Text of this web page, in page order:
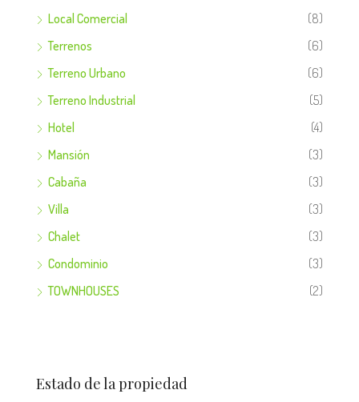
Local Comercial
(8)
Terrenos
(6)
Terreno Urbano
(6)
Terreno Industrial
(5)
Hotel
(4)
Mansión
(3)
Cabaña
(3)
Villa
(3)
Chalet
(3)
Condominio
(3)
TOWNHOUSES
(2)
Estado de la propiedad